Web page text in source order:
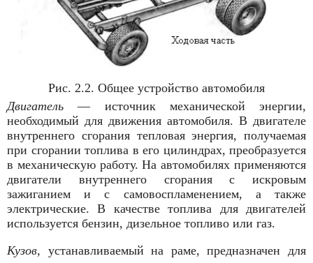
Рис. 2.2. Общее устройство автомобиля
Двигатель— источник механической энергии,
необходимый для движения автомобиля. В двигателе
внутреннего сгорания тепловая энергия, получаемая
при сгорании топлива в его цилиндрах, преобразуется
в механическую работу. На автомобилях применяются
двигатели внутреннего сгорания с искровым
зажиганием и с самовоспламенением, а также
электрические. В качестве топлива для двигателей
используется бензин, дизельное топливо или газ.
Кузов, устанавливаемый на раме, предназначен для